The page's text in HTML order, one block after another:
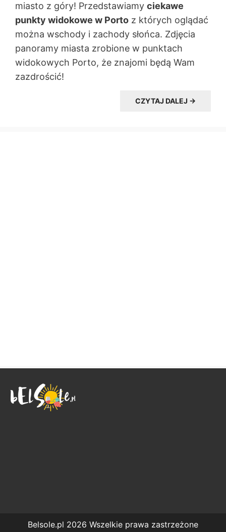
miasto z góry! Przedstawiamy ciekawe
punkty widokowe w Porto z których oglądać
można wschody i zachody słońca. Zdjęcia
panoramy miasta zrobione w punktach
widokowych Porto, że znajomi będą Wam
zazdrościć!
CZYTAJ DALEJ →
Belsole.pl 2026 Wszelkie prawa zastrzeżone